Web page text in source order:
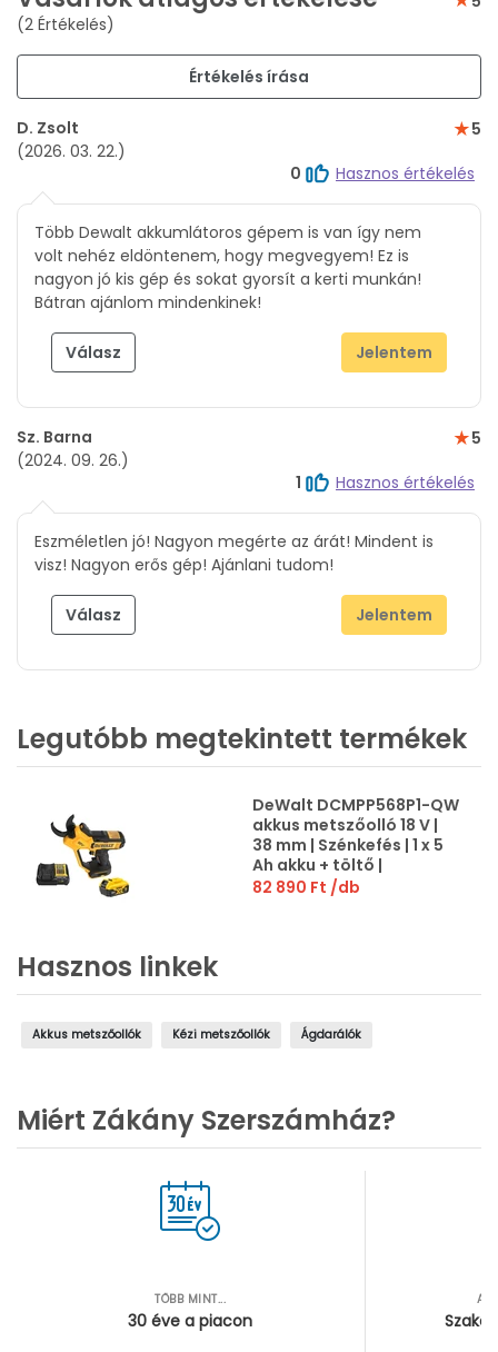
(2 Értékelés)
Értékelés írása
D. Zsolt
(2026. 03. 22.)
5
0
Hasznos értékelés
Több Dewalt akkumlátoros gépem is van így nem
volt nehéz eldöntenem, hogy megvegyem! Ez is
nagyon jó kis gép és sokat gyorsít a kerti munkán!
Bátran ajánlom mindenkinek!
Válasz Jelentem
Sz. Barna
(2024. 09. 26.)
5
1
Hasznos értékelés
Eszméletlen jó! Nagyon megérte az árát! Mindent is
visz! Nagyon erős gép! Ajánlani tudom!
Válasz Jelentem
Legutóbb megtekintett termékek
DeWalt DCMPP568P1-QW
akkus metszőolló 18 V |
38 mm | Szénkefés | 1 x 5
Ah akku + töltő |
Kartondobozban
82 890 Ft /db
Hasznos linkek
Akkus metszőollók Kézi metszőollók Ágdarálók
Miért Zákány Szerszámház?
TÖBB MINT...
30 éve a piacon